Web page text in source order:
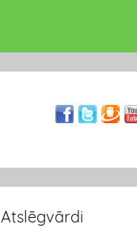
Atslēgvārdi